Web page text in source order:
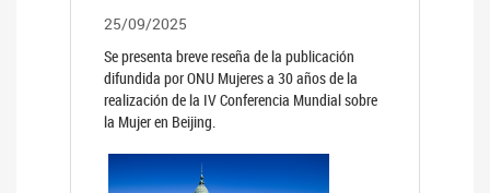
25/09/2025
Se presenta breve reseña de la publicación
difundida por ONU Mujeres a 30 años de la
realización de la IV Conferencia Mundial sobre
la Mujer en Beijing.